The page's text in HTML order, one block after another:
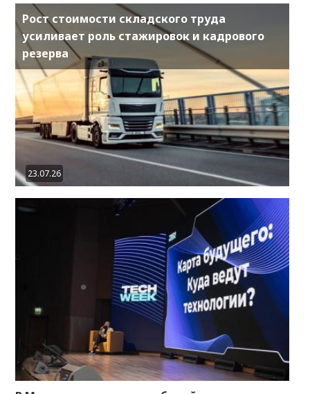
Рост стоимости складского труда
усиливает роль стажировок и кадрового
резерва
23.07.26